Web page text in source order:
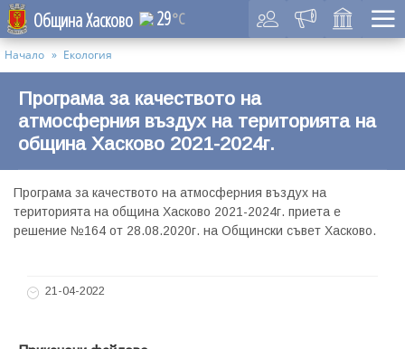
Община Хасково 29°C
Начало Екология
Програма за качеството на
атмосферния въздух на територията на
община Хасково 2021-2024г.
Програма за качеството на атмосферния въздух на
територията на община Хасково 2021-2024г. приета е
решение №164 от 28.08.2020г. на Общински съвет Хасково.
21-04-2022